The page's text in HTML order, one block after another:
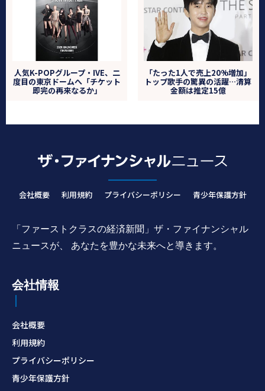
人気K-POPグループ・IVE、二
度目の東京ドームへ「チケット
即完の再来なるか」
「たった1人で売上20%増加」
トップ歌手の驚異の活躍…清算
金額は推定15億
会社概要 利用規約 プライバシーポリシー 青少年保護方針
「ファーストクラスの経済新聞」ザ・ファイナンシャル
ニュースが、 あなたを豊かな未来へと導きます。
会社情報
会社概要
利用規約
プライバシーポリシー
青少年保護方針